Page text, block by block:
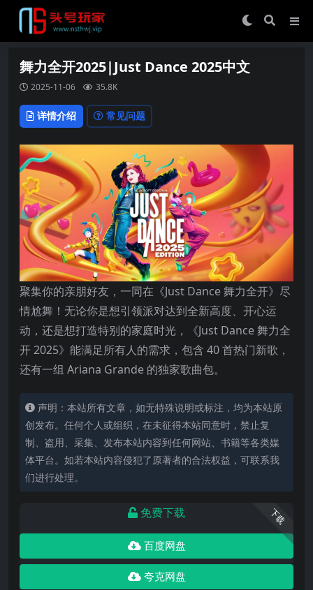
舞力全开2025|Just Dance 2025中文
2025-11-06 35.8K
详情介绍 常见问题
聚集你的亲朋好友，一同在《Just Dance 舞力全开》尽
情尬舞！无论你是想引领派对达到全新高度、开心运
动，还是想打造特别的家庭时光，《Just Dance 舞力全
开 2025》能满足所有人的需求，包含 40 首热门新歌，
还有一组 Ariana Grande 的独家歌曲包。
声明：本站所有文章，如无特殊说明或标注，均为本站原
创发布。任何个人或组织，在未征得本站同意时，禁止复
制、盗用、采集、发布本站内容到任何网站、书籍等各类媒
体平台。如若本站内容侵犯了原著者的合法权益，可联系我
们进行处理。
下载
免费下载
百度网盘
夸克网盘